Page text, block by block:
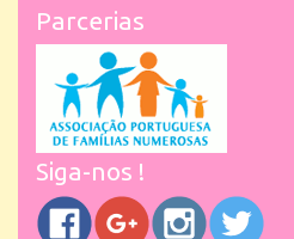
Parcerias
Siga-nos !